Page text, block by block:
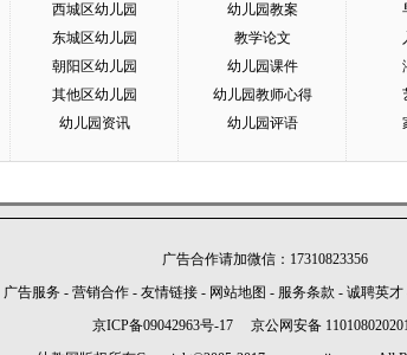
西城区幼儿园
东城区幼儿园
朝阳区幼儿园
其他区幼儿园
幼儿园资讯
幼儿园教案
教学论文
幼儿园课件
幼儿园教师心得
幼儿园评语
广告合作请加微信：17310823356
广告服务 - 营销合作 - 友情链接 - 网站地图 - 服务条款 - 诚聘英才
京ICP备09042963号-17
京公网安备